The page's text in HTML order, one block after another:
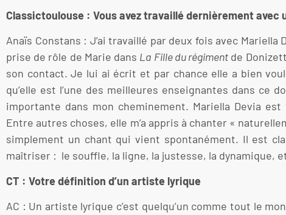
Classictoulouse : Vous avez travaillé dernièrement avec
Anaïs Constans : J’ai travaillé par deux fois avec
prise de rôle de Marie dans La Fille du régiment de
son contact. Je lui ai écrit et par chance elle a bien
qu’elle est l’une des meilleures enseignantes dans ce
importante dans mon cheminement. Mariella Devia
Entre autres choses, elle m’a appris à chanter «
simplement un chant qui vient spontanément. Il est
maîtriser : le souffle, la ligne, la justesse, la dynamique,
CT : Votre définition d’un artiste lyrique
AC : Un artiste lyrique c’est quelqu’un comme tout le